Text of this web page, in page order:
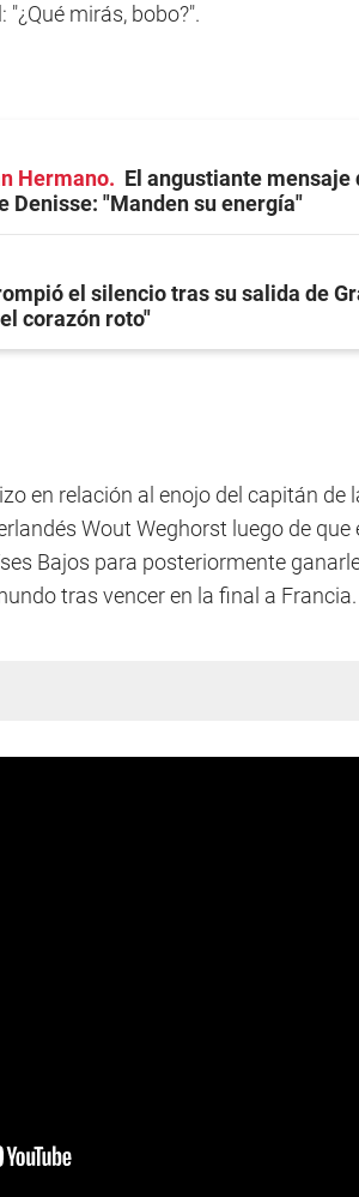
mirás, bobo?".
Hermano
El angustiante mensaje
Denisse: "Manden su energía"
el silencio tras su salida de
corazón roto"
en relación al enojo del capitán de
Wout Weghorst luego de que
Bajos para posteriormente
tras vencer en la final a Francia.